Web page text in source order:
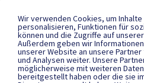
Aus- und Weiterbildungsdatenbank
Messe- und Kongressdatenbank
SOCIAL MEDIA
YouTube
Wir verwenden Cookies, um
personalisieren, Funktionen für
können und die Zugriffe auf
Außerdem geben wir
unserer Website an unsere
und Analysen weiter. Unsere
möglicherweise mit weiteren
bereitgestellt haben oder die sie